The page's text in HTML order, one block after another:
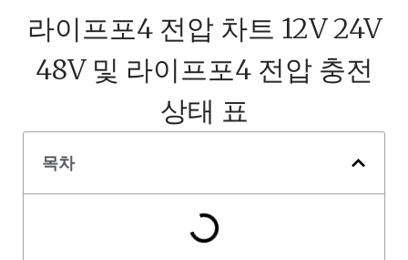
라이프포4 전압 차트 12V 24V
48V 및 라이프포4 전압 충전
상태 표
목차